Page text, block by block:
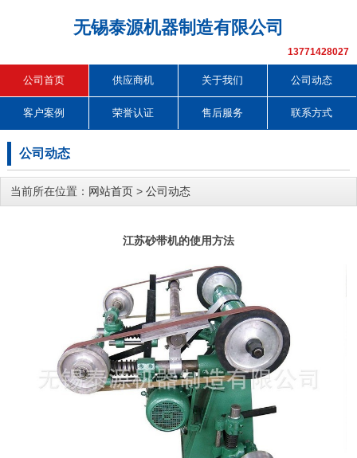
无锡泰源机器制造有限公司
13771428027
公司首页 供应商机 关于我们 公司动态
客户案例 荣誉认证 售后服务 联系方式
公司动态
当前所在位置： 网站首页 > 公司动态
江苏砂带机的使用方法